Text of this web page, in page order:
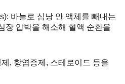
: 바늘로 심낭 안 액체를 빼내는
장 압박을 해소해 혈액 순환을
, 항염증제, 스테로이드 등을